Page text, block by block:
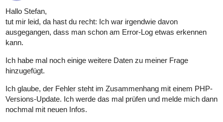
Hallo Stefan,
tut mir leid, da hast du recht: Ich war irgendwie davon
ausgegangen, dass man schon am Error-Log etwas erkennen
kann.
Ich habe mal noch einige weitere Daten zu meiner Frage
hinzugefügt.
Ich glaube, der Fehler steht im Zusammenhang mit einem PHP-
Versions-Update. Ich werde das mal prüfen und melde mich dann
nochmal mit neuen Infos.